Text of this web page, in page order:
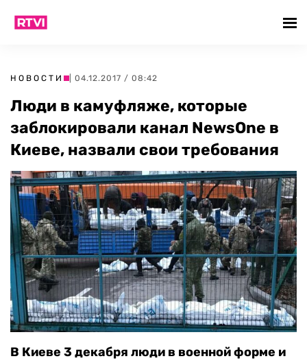
НОВОСТИ | 04.12.2017 / 08:42
Люди в камуфляже, которые
заблокировали канал NewsOne в
Киеве, назвали свои требования
В Киеве 3 декабря люди в военной форме и